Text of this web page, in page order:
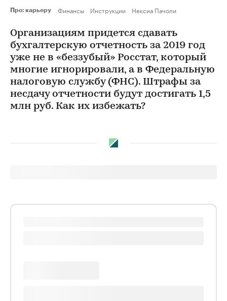
Про: карьеру Финансы Инструкции Нексиа Пачоли
Организациям придется сдавать
бухгалтерскую отчетность за 2019 год
уже не в «беззубый» Росстат, который
многие игнорировали, а в Федеральную
налоговую службу (ФНС). Штрафы за
несдачу отчетности будут достигать 1,5
млн руб. Как их избежать?